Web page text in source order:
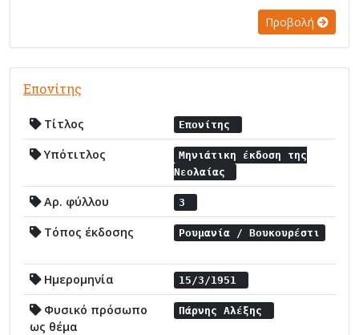
Προβολή
Επονίτης
Τίτλος Επονίτης
Υπότιτλος
Μηνιάτικη έκδοση της
Νεολαίας
Αρ. φύλλου 3
Τόπος έκδοσης Ρουμανία / Βουκουρέστι
Ημερομηνία 15/3/1951
Φυσικό πρόσωπο
ως θέμα
Πάρνης Αλέξης